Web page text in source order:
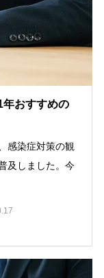
年おすすめの
感染症対策の観
及しました。今